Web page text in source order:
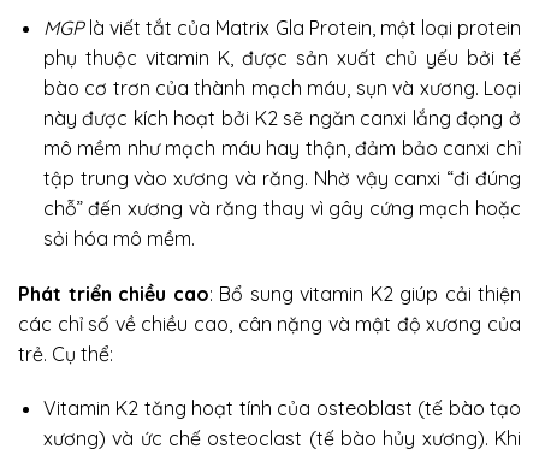
MGPlà viết tắt của Matrix Gla Protein, một loại protein
phụ thuộc vitamin K, được sản xuất chủ yếu bởi tế
bào cơ trơn của thành mạch máu, sụn và xương. Loại
này được kích hoạt bởi K2 sẽ ngăn canxi lắng đọng ở
mô mềm như mạch máu hay thận, đảm bảo canxi chỉ
tập trung vào xương và răng. Nhờ vậy canxi “đi đúng
chỗ” đến xương và răng thay vì gây cứng mạch hoặc
sỏi hóa mô mềm.
Phát triển chiều cao: Bổ sung vitamin K2 giúp cải thiện
các chỉ số về chiều cao, cân nặng và mật độ xương của
trẻ. Cụ thể:
Vitamin K2 tăng hoạt tính của osteoblast (tế bào tạo
xương) và ức chế osteoclast (tế bào hủy xương). Khi